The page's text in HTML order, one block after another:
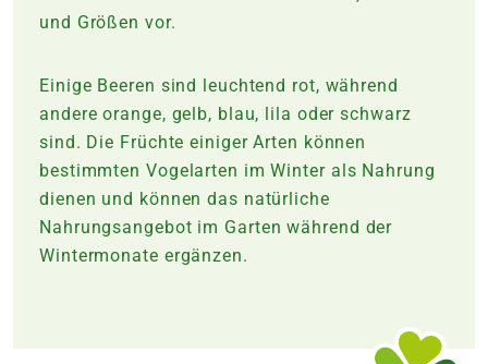
und Größen vor.
Einige Beeren sind leuchtend rot, während
andere orange, gelb, blau, lila oder schwarz
sind. Die Früchte einiger Arten können
bestimmten Vogelarten im Winter als Nahrung
dienen und können das natürliche
Nahrungsangebot im Garten während der
Wintermonate ergänzen.